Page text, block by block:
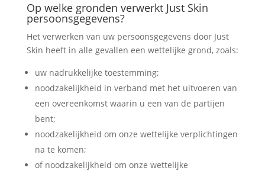
Op welke gronden verwerkt Just Skin
persoonsgegevens?
Het verwerken van uw persoonsgegevens door Just
Skin heeft in alle gevallen een wettelijke grond, zoals:
uw nadrukkelijke toestemming;
noodzakelijkheid in verband met het uitvoeren van
een overeenkomst waarin u een van de partijen
bent;
noodzakelijkheid om onze wettelijke verplichtingen
na te komen;
of noodzakelijkheid om onze wettelijke